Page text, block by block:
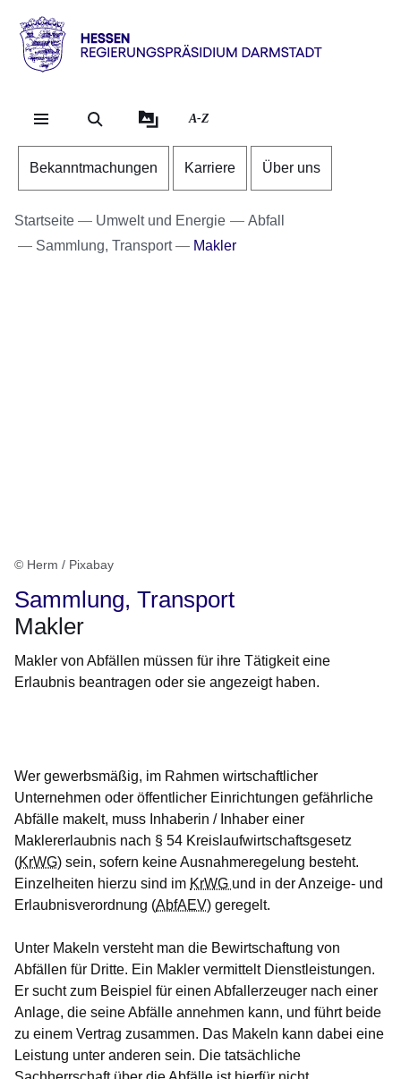
Direkt zum Kopf der
Direkt zum Inhalt
Direkt zum Fuß der
Hessen
RP
Darmstadt
A-Z
Bekanntmachungen Karriere Über uns
Startseite Umwelt und Energie
Abfall
Sammlung, Transport
Makler
© Herm / Pixabay
Sammlung, Transport
Makler
Makler von Abfällen müssen für ihre Tätigkeit eine
Erlaubnis beantragen oder sie angezeigt haben.
Wer gewerbsmäßig, im Rahmen wirtschaftlicher
Unternehmen oder öffentlicher Einrichtungen gefährliche
Abfälle makelt, muss Inhaberin / Inhaber einer
Maklererlaubnis nach § 54 Kreislaufwirtschaftsgesetz
(KrWG) sein, sofern keine Ausnahmeregelung besteht.
Einzelheiten hierzu sind im KrWG und in der Anzeige- und
Erlaubnisverordnung (AbfAEV) geregelt.
Unter Makeln versteht man die Bewirtschaftung von
Abfällen für Dritte. Ein Makler vermittelt Dienstleistungen.
Er sucht zum Beispiel für einen Abfallerzeuger nach einer
Anlage, die seine Abfälle annehmen kann, und führt beide
zu einem Vertrag zusammen. Das Makeln kann dabei eine
Leistung unter anderen sein. Die tatsächliche